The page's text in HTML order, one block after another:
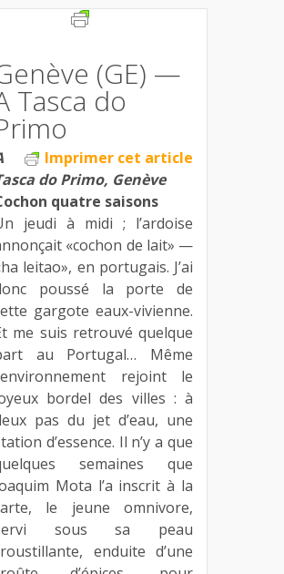
(GE) —
Tasca do
Imprimer cet article
do Primo, Genève
quatre saisons
jeudi à midi ; l’ardoise
«cochon de lait» —
leitao», en portugais. J’ai
poussé la porte de
gargote eaux-vivienne.
me suis retrouvé quelque
au Portugal… Même
rejoint le
bordel des villes : à
pas du jet d’eau, une
d’essence. Il n’y a que
semaines que
Mota l’a inscrit à la
le jeune omnivore,
sous sa peau
enduite d’une